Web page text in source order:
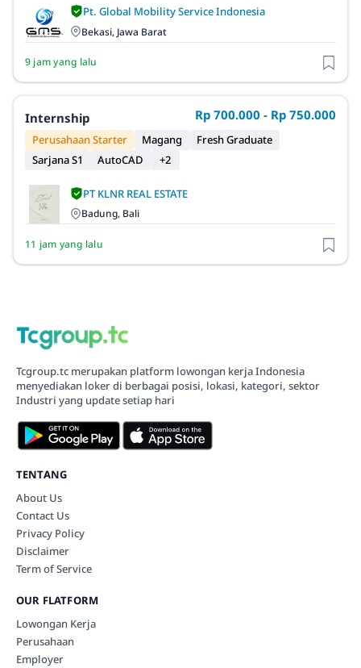
Pt. Global Mobility Service Indonesia
Bekasi, Jawa Barat
9 jam yang lalu
Internship Rp 700.000 - Rp 750.000
Perusahaan Starter Magang
Fresh Graduate
Sarjana S1
AutoCAD +2
PT KLNR REAL ESTATE
Badung, Bali
11 jam yang lalu
Tcgroup.tc merupakan platform lowongan kerja Indonesia
menyediakan loker di berbagai posisi, lokasi, kategori, sektor
Industri yang update setiap hari
TENTANG
About Us
Contact Us
Privacy Policy
Disclaimer
Term of Service
OUR FLATFORM
Lowongan Kerja
Perusahaan
Employer